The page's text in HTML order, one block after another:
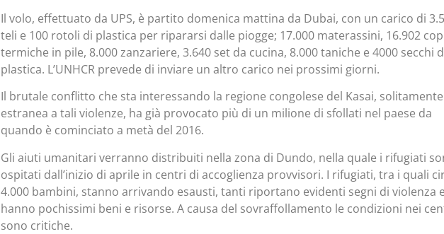
Il volo, effettuato da UPS, è partito domenica mattina da Dubai, con un carico di
teli e 100 rotoli di plastica per ripararsi dalle piogge; 17.000 materassini, 16.902
termiche in pile, 8.000 zanzariere, 3.640 set da cucina, 8.000 taniche e 4000 secchi
plastica. L’UNHCR prevede di inviare un altro carico nei prossimi giorni.
Il brutale conflitto che sta interessando la regione congolese del Kasai, solitamente
estranea a tali violenze, ha già provocato più di un milione di sfollati nel paese da
quando è cominciato a metà del 2016.
Gli aiuti umanitari verranno distribuiti nella zona di Dundo, nella quale i rifugiati
ospitati dall’inizio di aprile in centri di accoglienza provvisori. I rifugiati, tra i quali
4.000 bambini, stanno arrivando esausti, tanti riportano evidenti segni di violenza e
hanno pochissimi beni e risorse. A causa del sovraffollamento le condizioni nei
sono critiche.